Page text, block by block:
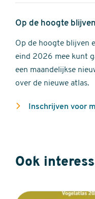
Op de hoogte
Op de hoogte blijven
eind 2026 mee kunt
een maandelijkse
over de nieuwe atlas.
Inschrijven voor
Ook